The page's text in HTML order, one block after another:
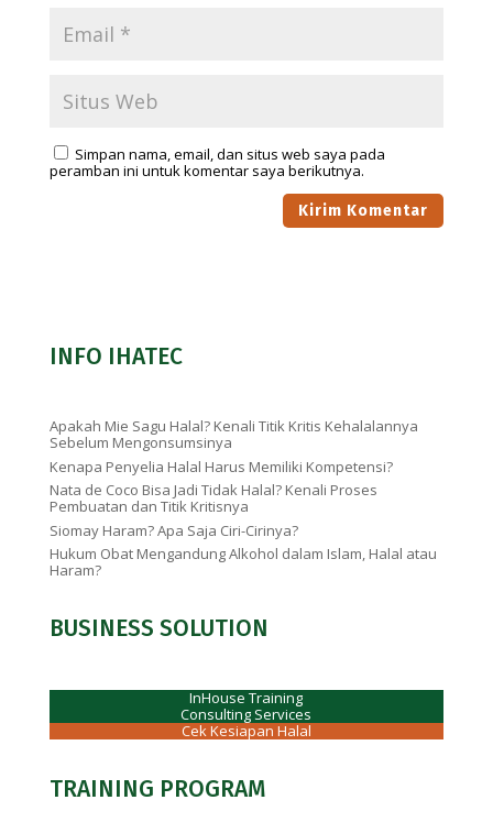
Simpan nama, email, dan situs web saya pada
peramban ini untuk komentar saya berikutnya.
INFO IHATEC
Apakah Mie Sagu Halal? Kenali Titik Kritis Kehalalannya
Sebelum Mengonsumsinya
Kenapa Penyelia Halal Harus Memiliki Kompetensi?
Nata de Coco Bisa Jadi Tidak Halal? Kenali Proses
Pembuatan dan Titik Kritisnya
Siomay Haram? Apa Saja Ciri-Cirinya?
Hukum Obat Mengandung Alkohol dalam Islam, Halal atau
Haram?
BUSINESS SOLUTION
InHouse Training
Consulting Services
Cek Kesiapan Halal
TRAINING PROGRAM